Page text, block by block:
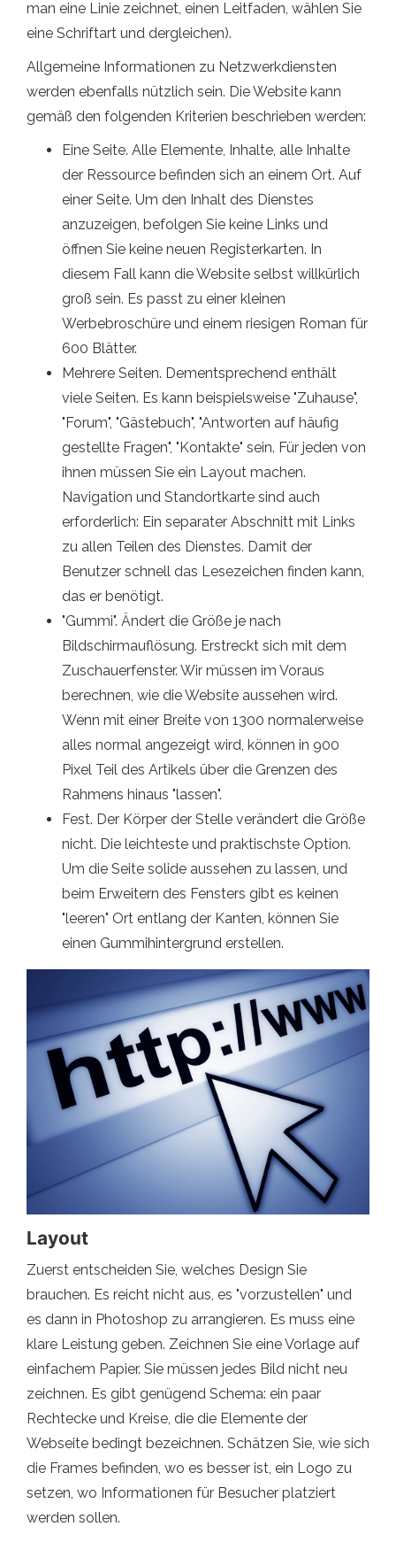
man eine Linie zeichnet, einen Leitfaden, wählen Sie
eine Schriftart und dergleichen).
Allgemeine Informationen zu Netzwerkdiensten
werden ebenfalls nützlich sein. Die Website kann
gemäß den folgenden Kriterien beschrieben werden:
Eine Seite. Alle Elemente, Inhalte, alle Inhalte
der Ressource befinden sich an einem Ort. Auf
einer Seite. Um den Inhalt des Dienstes
anzuzeigen, befolgen Sie keine Links und
öffnen Sie keine neuen Registerkarten. In
diesem Fall kann die Website selbst willkürlich
groß sein. Es passt zu einer kleinen
Werbebroschüre und einem riesigen Roman für
600 Blätter.
Mehrere Seiten. Dementsprechend enthält
viele Seiten. Es kann beispielsweise "Zuhause",
"Forum", "Gästebuch", "Antworten auf häufig
gestellte Fragen", "Kontakte" sein. Für jeden von
ihnen müssen Sie ein Layout machen.
Navigation und Standortkarte sind auch
erforderlich: Ein separater Abschnitt mit Links
zu allen Teilen des Dienstes. Damit der
Benutzer schnell das Lesezeichen finden kann,
das er benötigt.
"Gummi". Ändert die Größe je nach
Bildschirmauflösung. Erstreckt sich mit dem
Zuschauerfenster. Wir müssen im Voraus
berechnen, wie die Website aussehen wird.
Wenn mit einer Breite von 1300 normalerweise
alles normal angezeigt wird, können in 900
Pixel Teil des Artikels über die Grenzen des
Rahmens hinaus "lassen".
Fest. Der Körper der Stelle verändert die Größe
nicht. Die leichteste und praktischste Option.
Um die Seite solide aussehen zu lassen, und
beim Erweitern des Fensters gibt es keinen
"leeren" Ort entlang der Kanten, können Sie
einen Gummihintergrund erstellen.
Layout
Zuerst entscheiden Sie, welches Design Sie
brauchen. Es reicht nicht aus, es "vorzustellen" und
es dann in Photoshop zu arrangieren. Es muss eine
klare Leistung geben. Zeichnen Sie eine Vorlage auf
einfachem Papier. Sie müssen jedes Bild nicht neu
zeichnen. Es gibt genügend Schema: ein paar
Rechtecke und Kreise, die die Elemente der
Webseite bedingt bezeichnen. Schätzen Sie, wie sich
die Frames befinden, wo es besser ist, ein Logo zu
setzen, wo Informationen für Besucher platziert
werden sollen.